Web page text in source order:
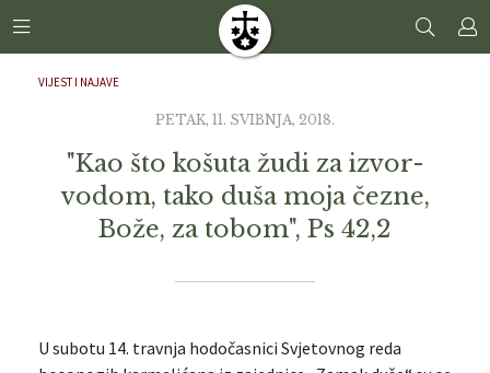
VIJEST I NAJAVE
PETAK, 11. SVIBNJA, 2018.
"Kao što košuta žudi za izvor-
vodom, tako duša moja čezne,
Bože, za tobom", Ps 42,2
U subotu 14. travnja hodočasnici Svjetovnog reda